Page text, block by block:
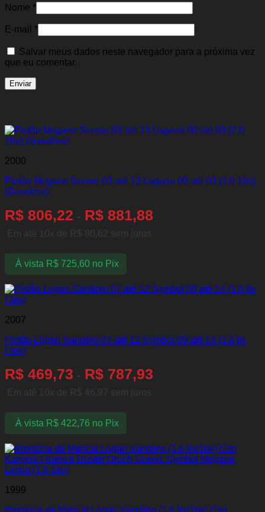
Nome *
E-mail *
Salvar meus dados neste navegador para a próxima vez
que eu comentar.
2000
Pistão Megane Scenic 03 até 13 Laguna 00 até 03 (2.0 16v)
(Gasolina)
R$ 806,22 - R$ 881,88
Em até 10x de R$ 80,62 sem juros
À vista R$725,60 no Pix
2007
Pistão Logan Sandero 07 até 12 Symbol 09 até 14 (1.6 8v
Flex)
R$ 469,73 - R$ 787,93
Em até 10x de R$ 46,97 sem juros
À vista R$422,76 no Pix
1999